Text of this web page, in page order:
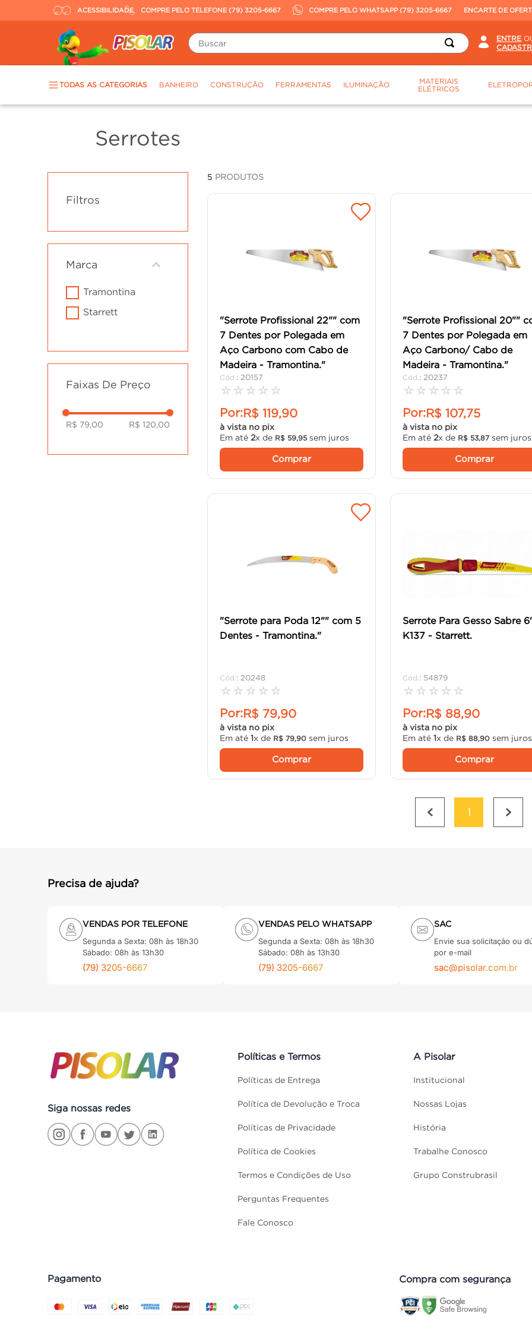
ACESSIBILIDADE COMPRE PELO TELEFONE (79) 3205-6667 COMPRE PELO WHATSAPP (79) 3205-6667 ENCARTE DE
Buscar
TODAS AS CATEGORIAS BANHEIRO CONSTRUÇÃO FERRAMENTAS ILUMINAÇÃO
MATERIAIS
ELÉTRICOS
Serrotes
Filtros
Marca
tramontina
starrett
Faixas De Preço
R$ 79,00 R$ 120,00
5 PRODUTOS
"Serrote Profissional 22"" com
7 Dentes por Polegada em
Aço Carbono com Cabo de
Madeira - Tramontina."
: 20157
☆ ☆ ☆ ☆ ☆
Por:R$ 119,90
à vista no pix
Em até 2x de R$ 59, 95sem juros
Comprar
"Serrote Profissional 20""
7 Dentes por Polegada em
Aço Carbono/ Cabo de
Madeira - Tramontina."
: 20237
☆ ☆ ☆ ☆ ☆
Por:R$ 107,75
à vista no pix
Em até2x de R$ 53 ,87 sem juros
Comprar
"Serrote para Poda 12"" com 5
Dentes - Tramontina."
: 20248
☆ ☆ ☆ ☆ ☆
Por:R$ 79,90
à vista no pix
Em até 1x de R$ 79, 90sem juros
Comprar
Serrote Para Gesso Sabre 6'
K137 - Starrett.
: 54879
☆ ☆ ☆ ☆ ☆
Por:R$ 88,90
à vista no pix
Em até1x de R$ 88 ,90 sem juros
Comprar
1
Precisa de ajuda?
VENDAS POR TELEFONE
Segunda a Sexta: 08h às 18h30
Sábado: 08h às 13h30
(79) 3205-6667
VENDAS PELO WHATSAPP
Segunda a Sexta: 08h às 18h30
Sábado: 08h às 13h30
(79) 3205-6667
SAC
Envie sua solicitação ou
por e-mail
sac@pisolar.com.br
Siga nossas redes
Políticas e Termos
Políticas de Entrega
Política de Devolução e Troca
Políticas de Privacidade
Política de Cookies
Termos e Condições de Uso
Perguntas Frequentes
Fale Conosco
A Pisolar
Institucional
Nossas Lojas
História
Trabalhe Conosco
Grupo Construbrasil
Pagamento Compra com segurança
revestimento
6º chuveiro
9º